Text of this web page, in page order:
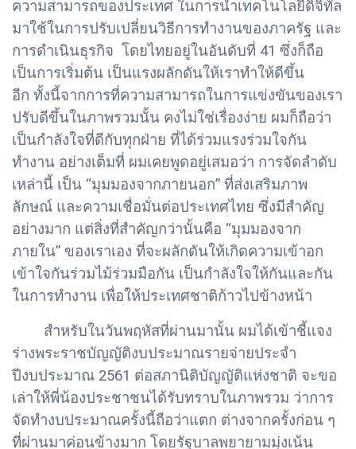
ความสามารถของประเทศ ในการนำเทคโนโลยีดิจิทัล
มาใช้ในการปรับเปลี่ยนวิธีการทำงานของภาครัฐ และ
การดำเนินธุรกิจ โดยไทยอยู่ในอันดับที่ 41 ซึ่งก็ถือ
เป็นการเริ่มต้น เป็นแรงผลักดันให้เราทำให้ดีขึ้น
อีก ทั้งนี้จากการที่ความสามารถในการแข่งขันของเรา
ปรับดีขึ้นในภาพรวมนั้น คงไม่ใช่เรื่องง่าย ผมก็ถือว่า
เป็นกำลังใจที่ดีกับทุกฝ่าย ที่ได้ร่วมแรงร่วมใจกัน
ทำงาน อย่างเต็มที่ ผมเคยพูดอยู่เสมอว่า การจัดลำดับ
เหล่านี้ เป็น “มุมมองจากภายนอก” ที่ส่งเสริมภาพ
ลักษณ์ และความเชื่อมั่นต่อประเทศไทย ซึ่งมีสำคัญ
อย่างมาก แต่สิ่งที่สำคัญกว่านั้นคือ “มุมมองจาก
ภายใน” ของเราเอง ที่จะผลักดันให้เกิดความเข้าอก
เข้าใจกันร่วมไม้ร่วมมือกัน เป็นกำลังใจให้กันและกัน
ในการทำงาน เพื่อให้ประเทศชาติก้าวไปข้างหน้า
สำหรับในวันพฤหัสที่ผ่านมานั้น ผมได้เข้าชี้แจง
ร่างพระราชบัญญัติงบประมาณรายจ่ายประจำ
ปีงบประมาณ 2561 ต่อสภานิติบัญญัติแห่งชาติ จะขอ
เล่าให้พี่น้องประชาชนได้รับทราบในภาพรวม ว่าการ
จัดทำงบประมาณครั้งนี้ถือว่าแตก ต่างจากครั้งก่อน ๆ
ที่ผ่านมาค่อนข้างมาก โดยรัฐบาลพยายามมุ่งเน้น